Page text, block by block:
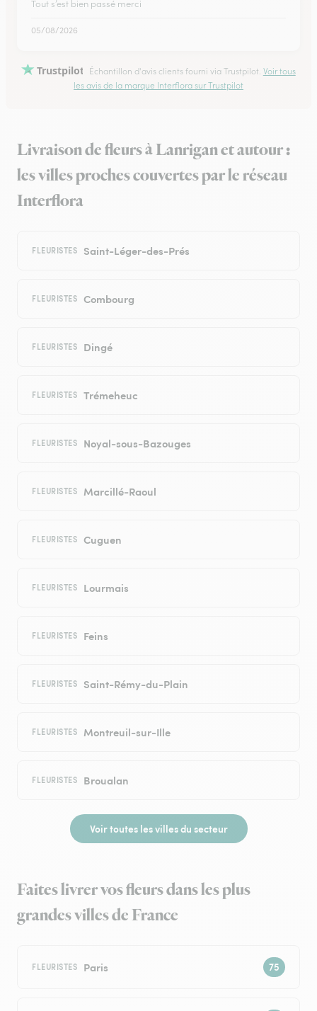
Tout s’est bien passé merci
05/08/2026
Trustpilot Échantillon d'avis clients fourni via Trustpilot. Voir tous
les avis de la marque Interflora sur Trustpilot
Livraison de fleurs à Lanrigan et autour :
les villes proches couvertes par le réseau
Interflora
FLEURISTES Saint-Léger-des-Prés
FLEURISTES Combourg
FLEURISTES Dingé
FLEURISTES Trémeheuc
FLEURISTES Noyal-sous-Bazouges
FLEURISTES Marcillé-Raoul
FLEURISTES Cuguen
FLEURISTES Lourmais
FLEURISTES Feins
FLEURISTES Saint-Rémy-du-Plain
FLEURISTES Montreuil-sur-Ille
FLEURISTES Broualan
Voir toutes les villes du secteur
Faites livrer vos fleurs dans les plus
grandes villes de France
FLEURISTES Paris